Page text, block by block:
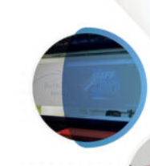
האפשרויות
בעמוד
המוצר